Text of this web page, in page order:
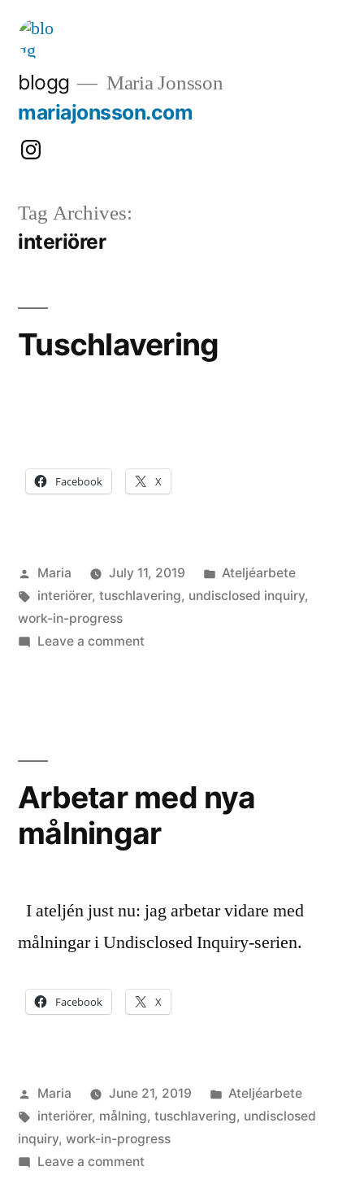
Skip
content
blogg Maria Jonsson
mariajonsson.com
Instagram:
Tag Archives:
interiörer
Tuschlavering
Facebook X
Posted
by
Maria July 11, 2019
Posted
in
Ateljéarbete
Tags:
interiörer, tuschlavering, undisclosed inquiry,
work-in-progress
Leave a commenton
Arbetar med nya
målningar
I ateljén just nu: jag arbetar vidare med
målningar i Undisclosed Inquiry-serien.
Facebook X
Posted
by
Maria June 21, 2019
Posted
in
Ateljéarbete
Tags:
interiörer, målning, tuschlavering, undisclosed
inquiry, work-in-progress
Leave a commenton